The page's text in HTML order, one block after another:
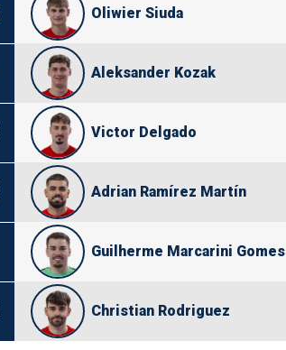
Oliwier Siuda
Aleksander Kozak
Victor Delgado
Adrian Ramírez Martín
Guilherme Marcarini Gomes
Christian Rodriguez